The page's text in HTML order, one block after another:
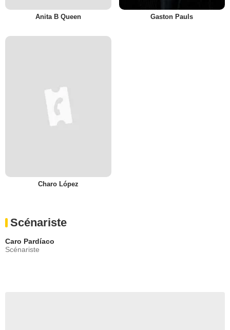
Anita B Queen Gaston Pauls
Charo López
Scénariste
Caro Pardíaco
Scénariste